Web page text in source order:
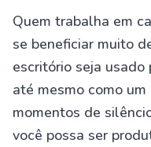
Quem trabalha em
se beneficiar muito
escritório seja
até mesmo como
momentos de
você possa ser